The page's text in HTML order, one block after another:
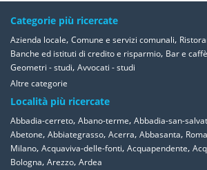
Categorie più ricercate
Azienda locale, Comune e servizi comunali,
Banche ed istituti di credito e risparmio, Bar e caffè
Geometri - studi, Avvocati - studi
Altre categorie
Località più ricercate
Abbadia-cerreto, Abano-terme, Abbadia-san-
Abetone, Abbiategrasso, Acerra, Abbasanta, Roma
Milano, Acquaviva-delle-fonti, Acquapendente,
Bologna, Arezzo, Ardea